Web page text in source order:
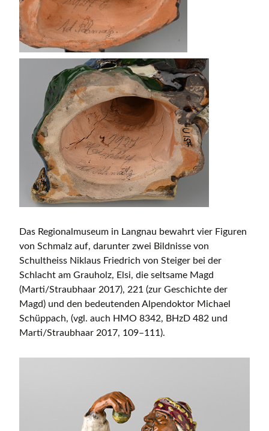
Das Regionalmuseum in Langnau bewahrt vier Figuren
von Schmalz auf, darunter zwei Bildnisse von
Schultheiss Niklaus Friedrich von Steiger bei der
Schlacht am Grauholz, Elsi, die seltsame Magd
(Marti/Straubhaar 2017), 221 (zur Geschichte der
Magd) und den bedeutenden Alpendoktor Michael
Schüppach, (vgl. auch HMO 8342, BHzD 482 und
Marti/Straubhaar 2017, 109–111).